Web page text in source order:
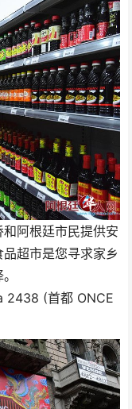
阿根廷市民提供安
超市是您寻求家乡
(首都 ONCE